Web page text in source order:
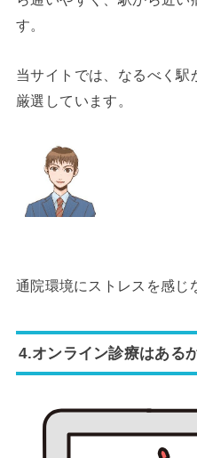
す。
当サイトでは、なるべく
厳選しています。
通院環境にストレスを感じ
4.オンライン診療はある